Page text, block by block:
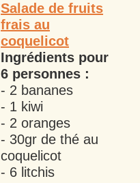
Salade de fruits
frais au
coquelicot
Ingrédients pour
6 personnes :
- 2 bananes
- 1 kiwi
- 2 oranges
- 30gr de thé au
coquelicot
- 6 litchis